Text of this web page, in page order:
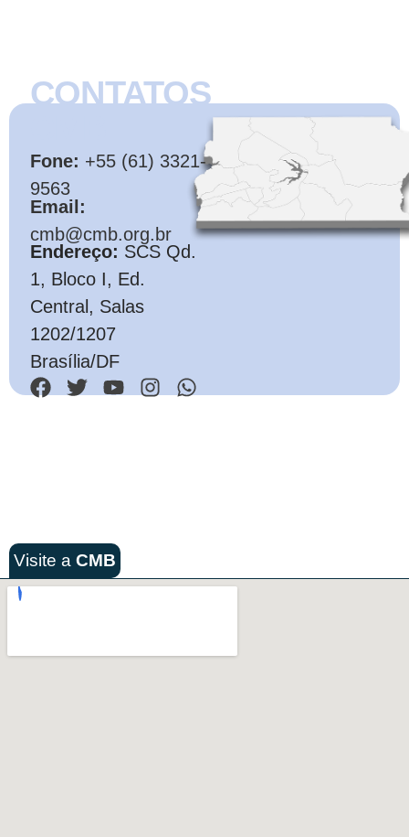
CONTATOS
Fone: +55 (61) 3321-
9563
Email:
cmb@cmb.org.br
Endereço: SCS Qd.
1, Bloco I, Ed.
Central, Salas
1202/1207
Brasília/DF
Visite a CMB